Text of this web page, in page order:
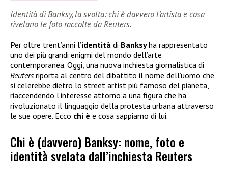
Identità di Banksy, la svolta: chi è davvero l’artista e cosa
rivelano le foto raccolte da Reuters.
Per oltre trent’anni l’identità di Banksyha rappresentato
uno dei più grandi enigmi del mondo dell’arte
contemporanea. Oggi, una nuova inchiesta giornalistica di
Reutersriporta al centro del dibattito il nome dell’uomo che
si celerebbe dietro lo street artist più famoso del pianeta,
riaccendendo l’interesse attorno a una figura che ha
rivoluzionato il linguaggio della protesta urbana attraverso
le sue opere. Ecco chi è e cosa sappiamo di lui.
Chi è (davvero) Banksy: nome, foto e
identità svelata dall’inchiesta Reuters